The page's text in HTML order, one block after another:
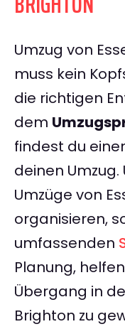
Umzug von
muss kein
die richtigen
dem
findest du
deinen
Umzüge von
organisieren,
umfassenden
Planung,
Übergang in
Brighton zu